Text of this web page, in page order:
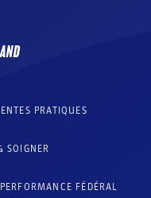
PRATIQUES
SOIGNER
FÉDÉRAL